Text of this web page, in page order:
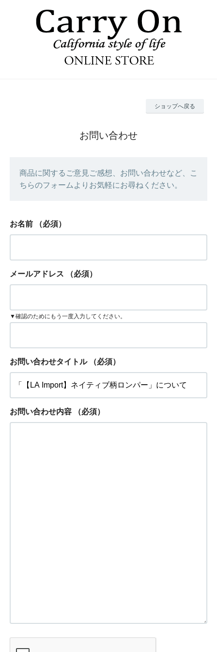
ショップへ戻る
お問い合わせ
商品に関するご意見ご感想、お問い合わせなど、こ
ちらのフォームよりお気軽にお尋ねください。
お名前 （必須）
メールアドレス （必須）
▼確認のためにもう一度入力してください。
お問い合わせタイトル （必須）
お問い合わせ内容 （必須）